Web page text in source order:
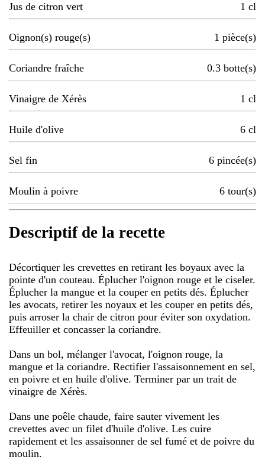
Jus de citron vert 1 cl
Oignon(s) rouge(s) 1 pièce(s)
Coriandre fraîche 0.3 botte(s)
Vinaigre de Xérès 1 cl
Huile d'olive 6 cl
Sel fin 6 pincée(s)
Moulin à poivre 6 tour(s)
Descriptif de la recette
Décortiquer les crevettes en retirant les boyaux avec la
pointe d'un couteau. Éplucher l'oignon rouge et le ciseler.
Éplucher la mangue et la couper en petits dés. Éplucher
les avocats, retirer les noyaux et les couper en petits dés,
puis arroser la chair de citron pour éviter son oxydation.
Effeuiller et concasser la coriandre.
Dans un bol, mélanger l'avocat, l'oignon rouge, la
mangue et la coriandre. Rectifier l'assaisonnement en sel,
en poivre et en huile d'olive. Terminer par un trait de
vinaigre de Xérès.
Dans une poêle chaude, faire sauter vivement les
crevettes avec un filet d'huile d'olive. Les cuire
rapidement et les assaisonner de sel fumé et de poivre du
moulin.